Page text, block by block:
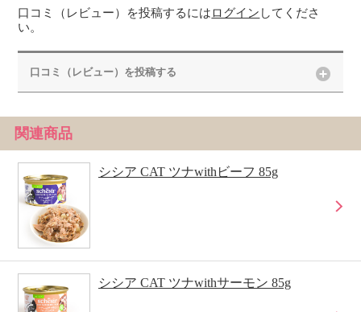
口コミ（レビュー）を投稿するにはログイン してくださ
い。
口コミ（レビュー）を投稿する
関連商品
シシア CAT ツナwithビーフ 85g
シシア CAT ツナwithサーモン 85g